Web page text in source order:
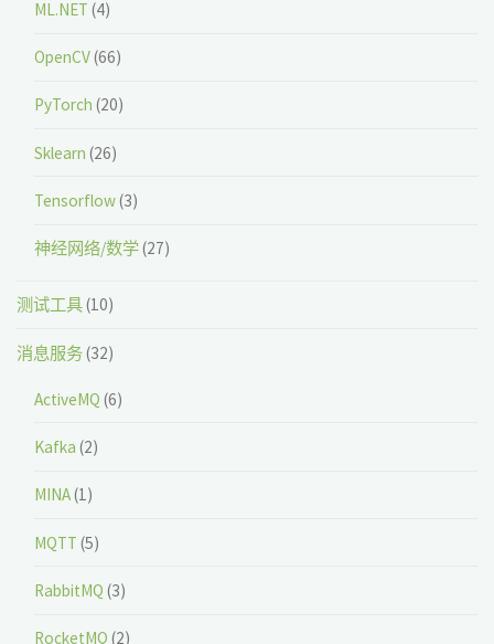
ML.NET (4)
OpenCV(66)
PyTorch (20)
Sklearn (26)
Tensorflow(3)
神经网络/数学(27)
测试工具(10)
消息服务(32)
ActiveMQ (6)
Kafka (2)
MINA(1)
MQTT (5)
RabbitMQ (3)
RocketMQ (2)